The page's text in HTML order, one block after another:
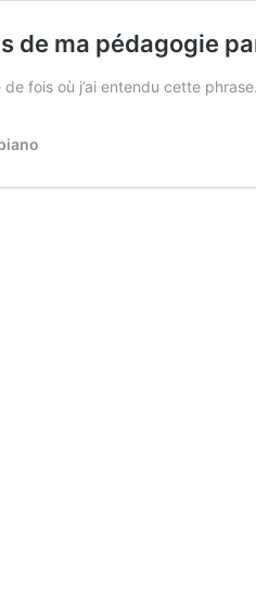
de ma pédagogie
fois où j’ai entendu cette